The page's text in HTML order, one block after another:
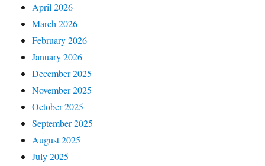
April 2026
March 2026
February 2026
January 2026
December 2025
November 2025
October 2025
September 2025
August 2025
July 2025